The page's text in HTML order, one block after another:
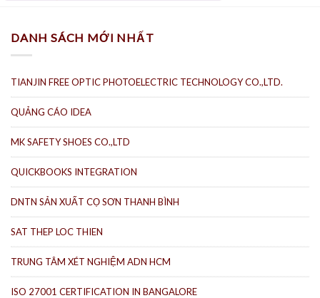
DANH SÁCH MỚI NHẤT
TIANJIN FREE OPTIC PHOTOELECTRIC TECHNOLOGY CO.,LTD.
QUẢNG CÁO IDEA
MK SAFETY SHOES CO.,LTD
QUICKBOOKS INTEGRATION
DNTN SẢN XUẤT CỌ SƠN THANH BÌNH
SAT THEP LOC THIEN
TRUNG TÂM XÉT NGHIỆM ADN HCM
ISO 27001 CERTIFICATION IN BANGALORE